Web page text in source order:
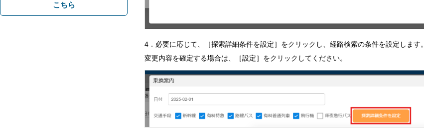
こちら
4．必要に応じて、［探索詳細条件を設定］をクリックし、経路検索の条件を設定します。
変更内容を確定する場合は、［設定］をクリックしてください。